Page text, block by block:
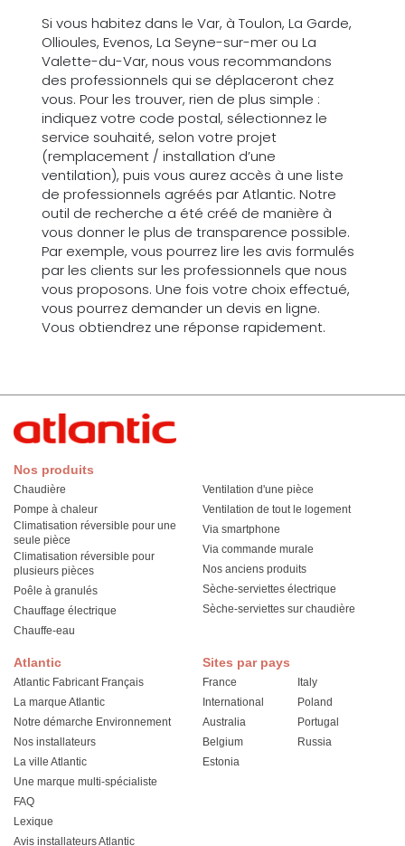
Si vous habitez dans le Var, à Toulon, La Garde,
Ollioules, Evenos, La Seyne-sur-mer ou La
Valette-du-Var, nous vous recommandons
des professionnels qui se déplaceront chez
vous. Pour les trouver, rien de plus simple :
indiquez votre code postal, sélectionnez le
service souhaité, selon votre projet
(remplacement / installation d’une
ventilation), puis vous aurez accès à une liste
de professionnels agréés par Atlantic. Notre
outil de recherche a été créé de manière à
vous donner le plus de transparence possible.
Par exemple, vous pourrez lire les avis formulés
par les clients sur les professionnels que nous
vous proposons. Une fois votre choix effectué,
vous pourrez demander un devis en ligne.
Vous obtiendrez une réponse rapidement.
Atlantic
Atlantic Fabricant Français
La marque Atlantic
Notre démarche Environnement
Nos installateurs
La ville Atlantic
Une marque multi-spécialiste
FAQ
Lexique
Avis installateurs Atlantic
Nos produits
Chaudière
Pompe à chaleur
Climatisation réversible pour une
seule pièce
Climatisation réversible pour
plusieurs pièces
Poêle à granulés
Chauffage électrique
Chauffe-eau
Ventilation d'une pièce
Ventilation de tout le logement
Via smartphone
Via commande murale
Nos anciens produits
Sèche-serviettes électrique
Sèche-serviettes sur chaudière
Sites par pays
France
International
Australia
Belgium
Estonia
Italy
Poland
Portugal
Russia